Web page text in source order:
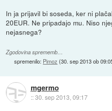
In ja prijavil bi soseda, ker ni
20EUR. Ne pripadajo mu. Niso
nejasnega?
Zgodovina sprememb…
spremenilo: Pimoz (30. sep 2013 ob
mgermo
::30. sep 2013, 09:17